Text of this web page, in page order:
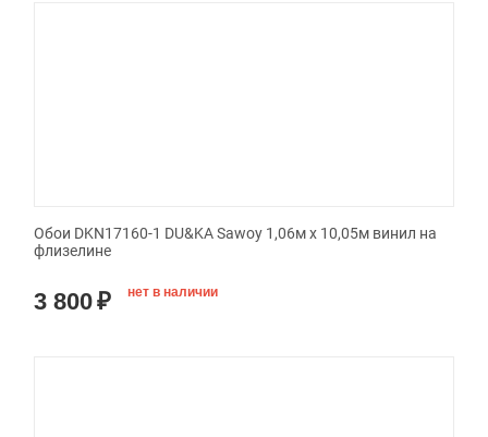
Обои DKN17160-1 DU&KA Sawoy 1,06м х 10,05м винил на
флизелине
3 800₽ нет в наличии